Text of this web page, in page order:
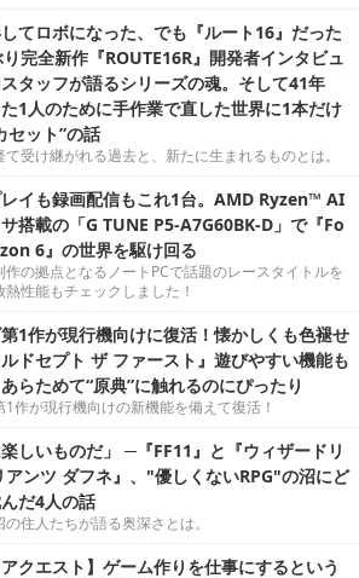
てロボになった、でも『ルート16』だった
完全新作『ROUTE16R』開発者インタビュ
タッフが語るシリーズの魂。そして41年
1人のために手作業で直した世界に1本だけ
セット”の話
受け継がれる過去と、新たに生まれるものとは。
イも録画配信もこれ1台。AMD Ryzen™ AI
搭載の「G TUNE P5-A7G60BK-D」で『Fo
6』の世界を駆け回る
作の拠点となるノートPCで話題のレースタイトルを
熱性能もチェックしました！
1作が現行機向けに復活！懐かしくも色褪せ
ドセプト ザ ファースト』遊びやすい機能も
らためて“原典”に触れるのにぴったり
1作が現行機向けの新機能を備えて復活！
楽しいものだ」 ─『FF11』と『ウィザードリ
アンツ ダフネ』、"優しくないRPG"の沼にど
だ4人の話
住人たちが語る奥深さとは。
アクエスト】ゲーム作りを仕事にするという